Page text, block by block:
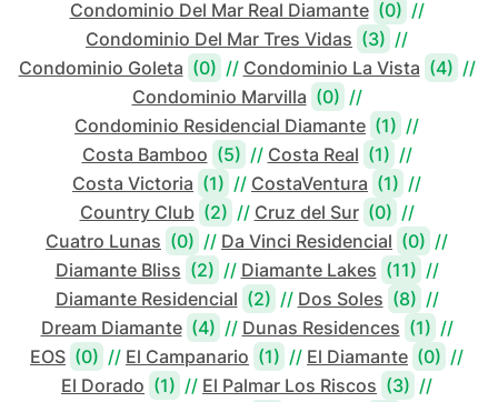
Condominio Del Mar Real Diamante (0) //
Condominio Del Mar Tres Vidas (3) //
Condominio Goleta (0) // Condominio La Vista (4) //
Condominio Marvilla (0) //
Condominio Residencial Diamante (1) //
Costa Bamboo (5) // Costa Real (1) //
Costa Victoria (1) // CostaVentura (1) //
Country Club (2) // Cruz del Sur (0) //
Cuatro Lunas (0) // Da Vinci Residencial (0) //
Diamante Bliss (2) // Diamante Lakes (11) //
Diamante Residencial (2) // Dos Soles (8) //
Dream Diamante (4) // Dunas Residences (1) //
EOS (0) // El Campanario (1) // El Diamante (0) //
El Dorado (1) // El Palmar Los Riscos (3) //